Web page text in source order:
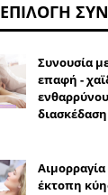
ΕΠΙΛΟΓΉ
Συνουσία
επαφή -
διασκέδαση
έκτοπη